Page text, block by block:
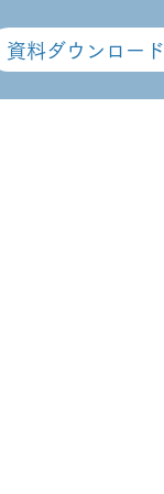
資料ダウンロード